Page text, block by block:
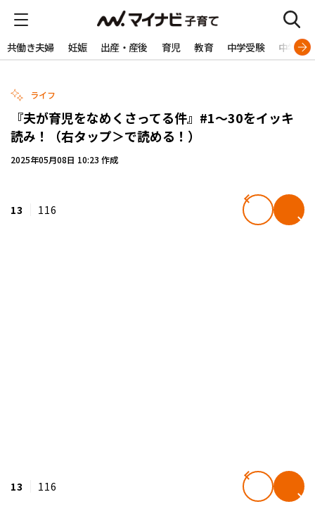
共働き夫婦 妊娠 出産・産後 育児 教育 中学受験 中学生
ライフ
『夫が育児をなめくさってる件』#1～30をイッキ
読み！（右タップ＞で読める！）
2025年05月08日 10:23 作成
13 116
13 116